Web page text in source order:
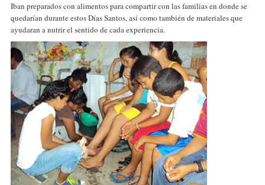
Iban preparados con alimentos para compartir con las familias en donde se
quedarían durante estos Días Santos, así como también de materiales que
ayudaran a nutrir el sentido de cada experiencia.